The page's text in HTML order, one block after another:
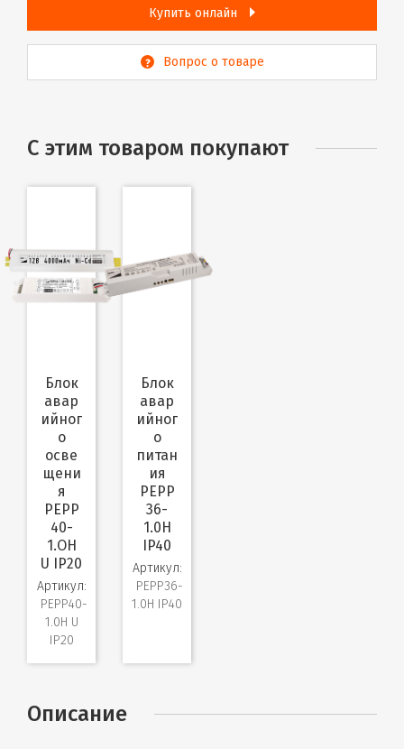
Купить онлайн
Вопрос о товаре
С этим товаром покупают
Блок
авар
ийног
о
осве
щени
я
PEPP
40-
1.OH
U IP20
Артикул:
PEPP40-
1.0H U
IP20
Блок
авар
ийног
о
питан
ия
PEPP
36-
1.0H
IP40
Артикул:
PEPP36-
1.0H IP40
Описание